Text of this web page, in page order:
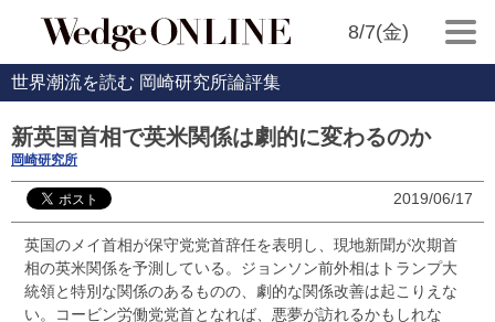
8/7(金)
世界潮流を読む 岡崎研究所論評集
新英国首相で英米関係は劇的に変わるのか
岡崎研究所
2019/06/17
英国のメイ首相が保守党党首辞任を表明し、現地新聞が次期首
相の英米関係を予測している。ジョンソン前外相はトランプ大
統領と特別な関係のあるものの、劇的な関係改善は起こりえな
い。コービン労働党党首となれば、悪夢が訪れるかもしれな